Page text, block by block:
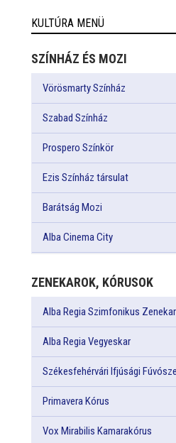
KULTÚRA MENÜ
SZÍNHÁZ ÉS MOZI
Vörösmarty Színház
Szabad Színház
Prospero Színkör
Ezis Színház társulat
Barátság Mozi
Alba Cinema City
ZENEKAROK, KÓRUSOK
Alba Regia Szimfonikus Zenekar
Alba Regia Vegyeskar
Székesfehérvári Ifjúsági
Primavera Kórus
Vox Mirabilis Kamarakórus